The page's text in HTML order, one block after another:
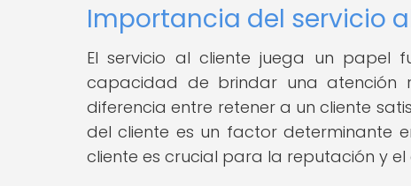
Importancia del servicio
El servicio al cliente juega un papel
capacidad de brindar una atención
diferencia entre retener a un cliente
del cliente es un factor determinante
cliente es crucial para la reputación y